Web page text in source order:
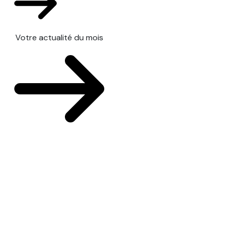
Votre actualité du mois